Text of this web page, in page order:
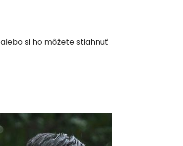
alebo si ho môžete stiahnuť